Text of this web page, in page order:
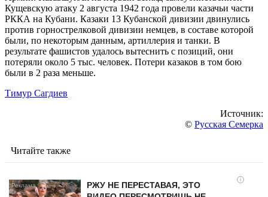
Кущевскую атаку 2 августа 1942 года провели казачьи части
РККА на Кубани. Казаки 13 Кубанской дивизии двинулись
против горнострелковой дивизии немцев, в составе которой
были, по некоторым данным, артиллерия и танки. В
результате фашистов удалось вытеснить с позиций, они
потеряли около 5 тыс. человек. Потери казаков в том бою
были в 2 раза меньше.
Тимур Сагдиев
Источник:
© Русская Семерка
Читайте также
i
РЖУ НЕ ПЕРЕСТАВАЯ, ЭТО